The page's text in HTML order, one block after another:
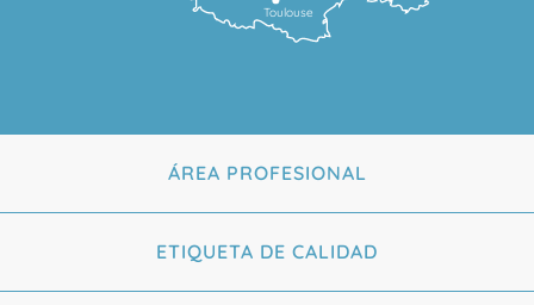
Toulouse
ÁREA PROFESIONAL
ETIQUETA DE CALIDAD